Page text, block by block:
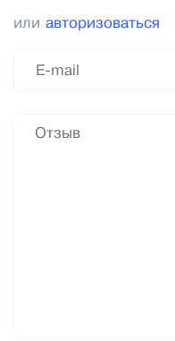
или авторизоваться